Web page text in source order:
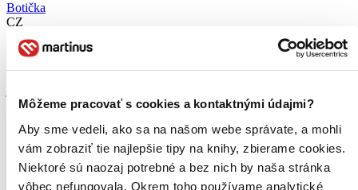
Môžeme pracovať s cookies a kontaktnými údajmi?
Aby sme vedeli, ako sa na našom webe správate, a mohli
vám zobraziť tie najlepšie tipy na knihy, zbierame cookies.
Niektoré sú naozaj potrebné a bez nich by naša stránka
vôbec nefungovala. Okrem toho používame analytické
Botička
CZ
Aneta Žabková
botičky. Listěnka a Jablonín očekávají každým dnem narození
Knihapevná väzba
10,19 €
Do 13 – 18 dní